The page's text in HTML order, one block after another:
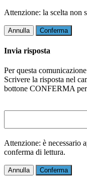
Attenzione: la scelta non
Annulla Conferma
Invia risposta
Per questa
Scrivere la risposta nel
bottone CONFERMA
Attenzione: è necessario
conferma di lettura.
Annulla Conferma